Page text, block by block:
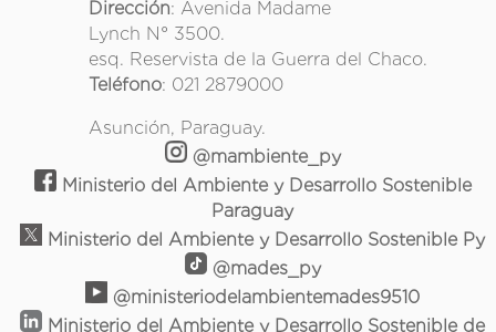
Dirección: Avenida Madame
Lynch N° 3500.
esq. Reservista de la Guerra del Chaco.
Teléfono: 021 2879000
Asunción, Paraguay.
@mambiente_py
Ministerio del Ambiente y Desarrollo Sostenible
Paraguay
Ministerio del Ambiente y Desarrollo Sostenible Py
@mades_py
@ministeriodelambientemades9510
Ministerio del Ambiente y Desarrollo Sostenible de